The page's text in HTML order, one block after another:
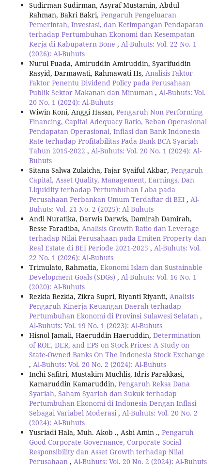
Sudirman Sudirman, Asyraf Mustamin, Abdul
Rahman, Bakri Bakri, Pengaruh Pengeluaran
Pemerintah, Investasi, dan Ketimpangan Pendapatan
terhadap Pertumbuhan Ekonomi dan Kesempatan
Kerja di Kabupatern Bone , Al-Buhuts: Vol. 22 No. 1
(2026): Al-Buhuts
Nurul Fuada, Amiruddin Amiruddin, Syarifuddin
Rasyid, Darmawati, Rahmawati Hs, Analisis Faktor-
Faktor Penentu Dividend Policy pada Perusahaan
Publik Sektor Makanan dan Minuman , Al-Buhuts: Vol.
20 No. 1 (2024): Al-Buhuts
Wiwin Koni, Anggi Hasan, Pengaruh Non Performing
Financing, Capital Adequacy Ratio, Beban Operasional
Pendapatan Operasional, Inflasi dan Bank Indonesia
Rate terhadap Profitabilitas Pada Bank BCA Syariah
Tahun 2015-2022 , Al-Buhuts: Vol. 20 No. 1 (2024): Al-
Buhuts
Sitana Salwa Zulaicha, Fajar Syaiful Akbar, Pengaruh
Capital, Asset Quality, Management, Earnings, Dan
Liquidity terhadap Pertumbuhan Laba pada
Perusahaan Perbankan Umum Terdaftar di BEI , Al-
Buhuts: Vol. 21 No. 2 (2025): Al-Buhuts
Andi Nuratika, Darwis Darwis, Damirah Damirah,
Besse Faradiba, Analisis Growth Ratio dan Leverage
terhadap Nilai Perusahaan pada Emiten Property dan
Real Estate di BEI Periode 2021-2025 , Al-Buhuts: Vol.
22 No. 1 (2026): Al-Buhuts
Trimulato, Rahmatia, Ekonomi Islam dan Sustainable
Development Goals (SDGs) , Al-Buhuts: Vol. 16 No. 1
(2020): Al-Buhuts
Rezkia Rezkia, Zikra Supri, Riyanti Riyanti, Analisis
Pengaruh Kinerja Keuangan Daerah terhadap
Pertumbuhan Ekonomi di Provinsi Sulawesi Selatan ,
Al-Buhuts: Vol. 19 No. 1 (2023): Al-Buhuts
Hisnol Jamali, Haeruddin Haeruddin, Determination
of ROE, DER, and EPS on Stock Prices: A Study on
State-Owned Banks On The Indonesia Stock Exchange
, Al-Buhuts: Vol. 20 No. 2 (2024): Al-Buhuts
Inchi Safitri, Mustakim Muchlis, Idris Parakkasi,
Kamaruddin Kamaruddin, Pengaruh Reksa Dana
Syariah, Saham Syariah dan Sukuk terhadap
Pertumbuhan Ekonomi di Indonesia Dengan Inflasi
Sebagai Variabel Moderasi, Al-Buhuts: Vol. 20 No. 2
(2024): Al-Buhuts
Yusriadi Hala, Muh. Akob ., Asbi Amin ., Pengaruh
Good Corporate Governance, Corporate Social
Responsibility dan Asset Growth terhadap Nilai
Perusahaan , Al-Buhuts: Vol. 20 No. 2 (2024): Al-Buhuts